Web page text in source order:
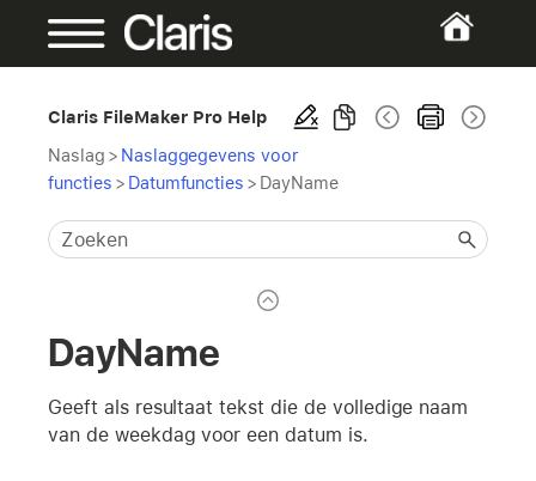
Claris FileMaker Pro Help
Naslag > Naslaggegevens voor
functies > Datumfuncties > DayName
DayName
Geeft als resultaat tekst die de volledige naam
van de weekdag voor een datum is.